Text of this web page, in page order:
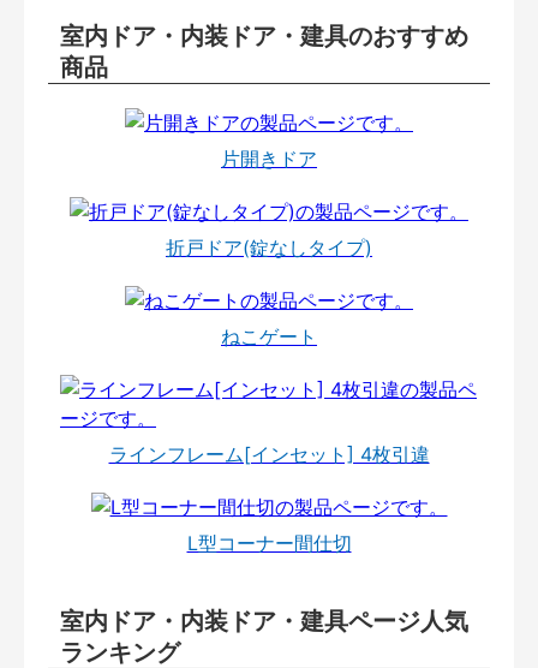
室内ドア・内装ドア・建具のおすすめ
商品
片開きドア
折戸ドア(錠なしタイプ)
ねこゲート
ラインフレーム[インセット] 4枚引違
L型コーナー間仕切
室内ドア・内装ドア・建具ページ人気
ランキング